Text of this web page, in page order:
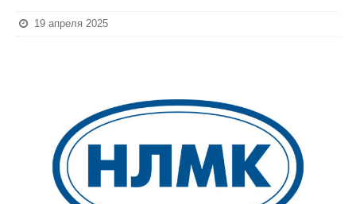
19 апреля 2025